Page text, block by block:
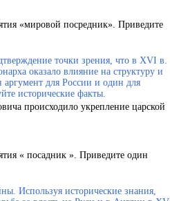
«мировой посредник». Приведите
точки зрения, что в XVI в.
оказало влияние на структуру и
аргумент для России и один для
исторические факты.
происходило укрепление царской
« посадник ». Приведите один
Используя исторические знания,